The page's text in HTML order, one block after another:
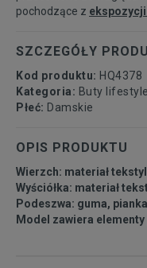
37 1/3
38 23,5 cm
39 1/3 24,5 cm
40 25 cm
pochodzące z
SZCZEGÓŁY
Kod produktu: HQ4378
Kategoria: Buty lifestyle
Płeć: Damskie
OPIS PRODUKTU
Wierzch: materiał
Wyściółka: materiał
Podeszwa: guma, pianka
Model zawiera